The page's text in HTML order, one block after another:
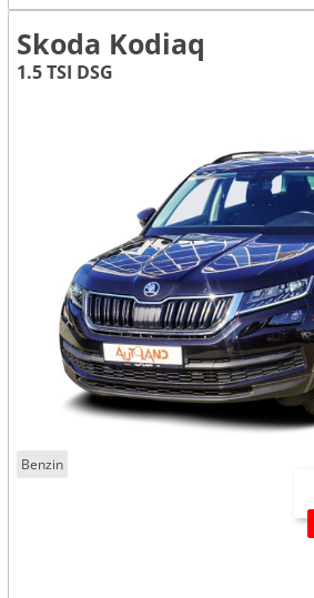
Skoda Kodiaq
1.5 TSI DSG
Benzin